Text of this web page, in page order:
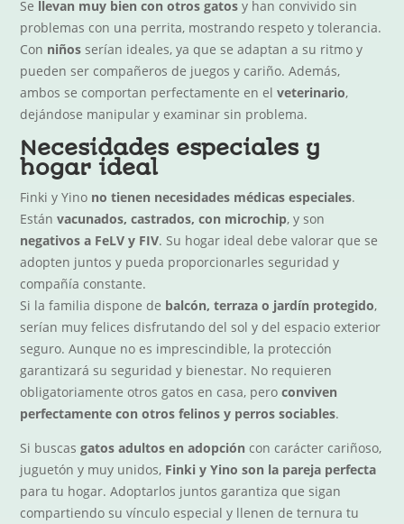
Se llevan muy bien con otros gatos y han convivido sin
problemas con una perrita, mostrando respeto y tolerancia.
Con niños serían ideales, ya que se adaptan a su ritmo y
pueden ser compañeros de juegos y cariño. Además,
ambos se comportan perfectamente en elveterinario,
dejándose manipular y examinar sin problema.
Necesidades especiales y
hogar ideal
Finki y Yino no tienen necesidades médicas especiales.
Estánvacunados, castrados, con microchip, y son
negativos a FeLV y FIV. Su hogar ideal debe valorar que se
adopten juntos y pueda proporcionarles seguridad y
compañía constante.
Si la familia dispone de balcón, terraza o jardín protegido,
serían muy felices disfrutando del sol y del espacio exterior
seguro. Aunque no es imprescindible, la protección
garantizará su seguridad y bienestar. No requieren
obligatoriamente otros gatos en casa, peroconviven
perfectamente con otros felinos y perros sociables.
Si buscasgatos adultos en adopción con carácter cariñoso,
juguetón y muy unidos, Finki y Yino son la pareja perfecta
para tu hogar. Adoptarlos juntos garantiza que sigan
compartiendo su vínculo especial y llenen de ternura tu